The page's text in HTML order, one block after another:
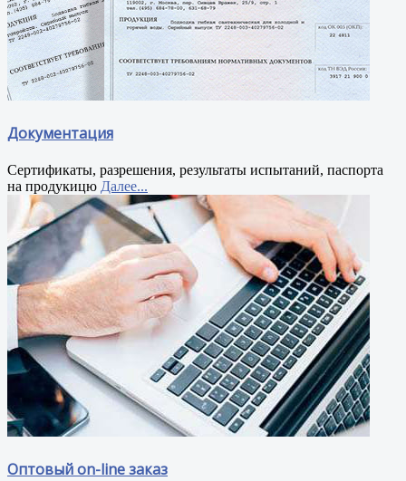
Документация
Сертификаты, разрешения, результаты испытаний, паспорта
на продукицю Далее...
Оптовый on-line заказ